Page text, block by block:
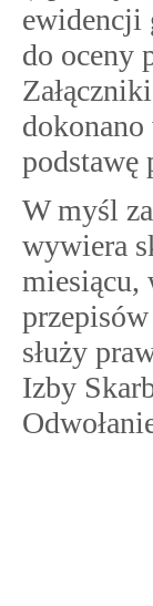
ewidencji
do oceny
podstawę
W myśl
wywiera
miesiącu,
służy
Izby